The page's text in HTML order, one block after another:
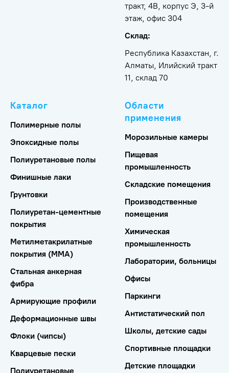
тракт, 4В, корпус Э, 3-й
этаж, офис 304
Склад:
Республика Казахстан, г.
Алматы, Илийский тракт
11, склад 70
Каталог
Полимерные полы
Эпоксидные полы
Полиуретановые полы
Финишные лаки
Грунтовки
Полиуретан-цементные
покрытия
Метилметакрилатные
покрытия (ММА)
Стальная анкерная
фибра
Армирующие профили
Деформационные швы
Флоки (чипсы)
Кварцевые пески
Полиуретановые
Области
применения
Морозильные камеры
Пищевая
промышленность
Складские помещения
Производственные
помещения
Химическая
промышленность
Лаборатории, больницы
Офисы
Паркинги
Антистатический пол
Школы, детские сады
Спортивные площадки
Детские площадки